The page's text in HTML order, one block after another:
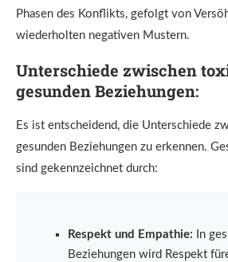
Phasen des Konflikts, gefolgt von
wiederholten negativen Mustern.
Unterschiede zwischen
gesunden Beziehungen:
Es ist entscheidend, die Unterschiede
gesunden Beziehungen zu erkennen.
sind gekennzeichnet durch:
Respekt und Empathie: In
Beziehungen wird Respekt